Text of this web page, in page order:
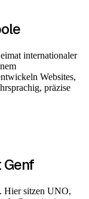
internationaler
Websites,
präzise
Hier sitzen UNO,